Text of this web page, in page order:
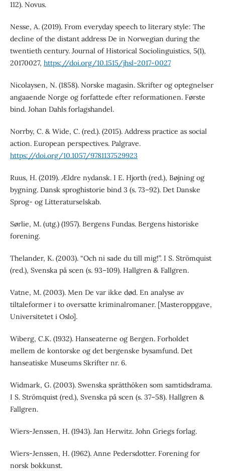
112). Novus.
Nesse, A. (2019). From everyday speech to literary style: The
decline of the distant address De in Norwegian during the
twentieth century. Journal of Historical Sociolinguistics, 5(1),
20170027, https://doi.org/10.1515/jhsl-2017-0027
Nicolaysen, N. (1858). Norske magasin. Skrifter og optegnelser
angaaende Norge og forfattede efter reformationen. Første
bind. Johan Dahls forlagshandel.
Norrby, C. & Wide, C. (red.). (2015). Address practice as social
action. European perspectives. Palgrave.
https://doi.org/10.1057/9781137529923
Ruus, H. (2019). Ældre nydansk. I E. Hjorth (red.), Bøjning og
bygning. Dansk sproghistorie bind 3 (s. 73–92). Det Danske
Sprog- og Litteraturselskab.
Sørlie, M. (utg.) (1957). Bergens Fundas. Bergens historiske
forening.
Thelander, K. (2003). “Och ni sade du till mig!”. I S. Strömquist
(red.), Svenska på scen (s. 93–109). Hallgren & Fallgren.
Vatne, M. (2003). Men De var ikke død. En analyse av
tiltaleformer i to oversatte kriminalromaner. [Masteroppgave,
Universitetet i Oslo].
Wiberg, C.K. (1932). Hanseaterne og Bergen. Forholdet
mellem de kontorske og det bergenske bysamfund. Det
hanseatiske Museums Skrifter nr. 6.
Widmark, G. (2003). Swenska sprätthöken som samtidsdrama.
I S. Strömquist (red.), Svenska på scen (s. 37–58). Hallgren &
Fallgren.
Wiers-Jenssen, H. (1943). Jan Herwitz. John Griegs forlag.
Wiers-Jenssen, H. (1962). Anne Pedersdotter. Forening for
norsk bokkunst.